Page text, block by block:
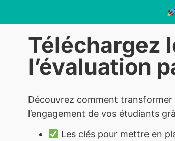
Téléchargez
l’évaluation
Découvrez comment
l’engagement de vos étudiants
Les clés pour mettre en